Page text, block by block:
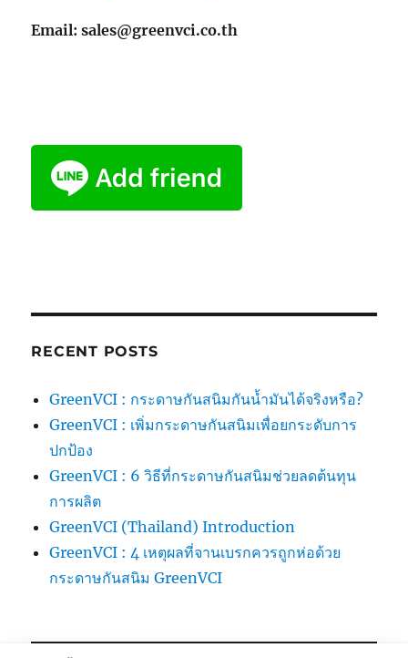
Email: sales@greenvci.co.th
RECENT POSTS
GreenVCI : กระดาษกันสนิมกันน้ำมันได้จริงหรือ?
GreenVCI : เพิ่มกระดาษกันสนิมเพื่อยกระดับการ
ปกป้อง
GreenVCI : 6 วิธีที่กระดาษกันสนิมช่วยลดต้นทุน
การผลิต
GreenVCI (Thailand) Introduction
GreenVCI : 4 เหตุผลที่จานเบรกควรถูกห่อด้วย
กระดาษกันสนิม GreenVCI